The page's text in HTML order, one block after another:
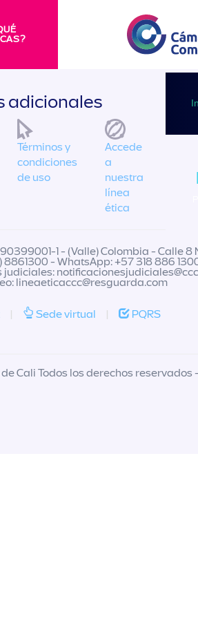
adicionales
Términos y
condiciones
de uso
Accede
a
nuestra
línea
ética
1 - (Valle) Colombia - Calle 8
- WhatsApp: +57 318 886
judiciales:
lineaeticaccc@resguarda.com
| Sede virtual | PQRS
Cali Todos los derechos reservados -